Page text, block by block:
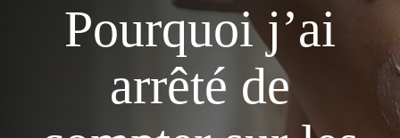
Pourquoi j’ai
arrêté de